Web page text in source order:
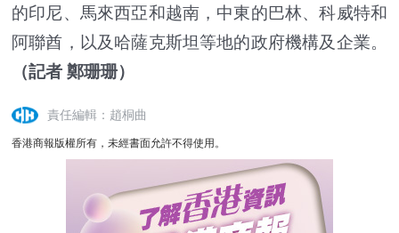
的印尼、馬來西亞和越南，中東的巴林、科威特和
阿聯酋，以及哈薩克斯坦等地的政府機構及企業。
（記者 鄭珊珊）
責任編輯：趙桐曲
香港商報版權所有，未經書面允許不得使用。